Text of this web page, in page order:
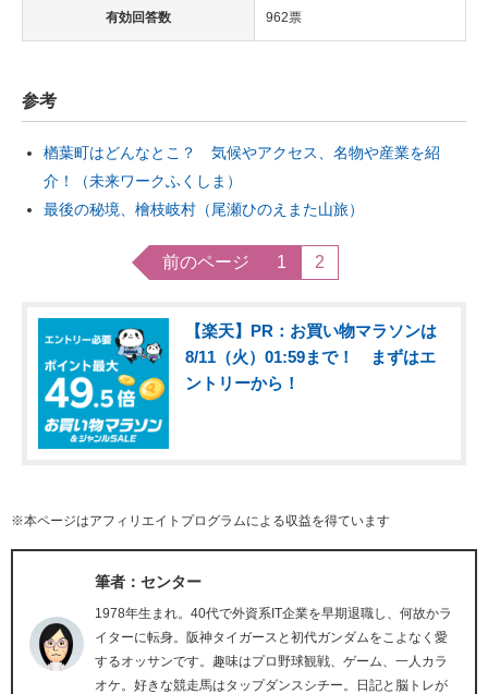
有効回答数 962票
参考
楢葉町はどんなとこ？ 気候やアクセス、名物や産業を紹
介！（未来ワークふくしま）
最後の秘境、檜枝岐村（尾瀬ひのえまた山旅）
前のページ 1 2
【楽天】PR：お買い物マラソンは
8/11（火）01:59まで！ まずはエ
ントリーから！
※本ページはアフィリエイトプログラムによる収益を得ています
筆者：センター
1978年生まれ。40代で外資系IT企業を早期退職し、何故かラ
イターに転身。阪神タイガースと初代ガンダムをこよなく愛
するオッサンです。趣味はプロ野球観戦、ゲーム、一人カラ
オケ。好きな競走馬はタップダンスシチー。日記と脳トレが